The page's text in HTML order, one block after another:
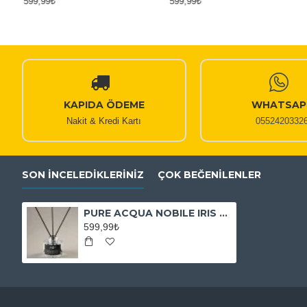
KAPIDA ÖDEME
Nakit & Kredi Kartı
SON İNCELEDIKLERINIZ ÇOK BEĞENILENLER
PURE ACQUA NOBILE IRIS ORTAM KOKUSU
599,99₺